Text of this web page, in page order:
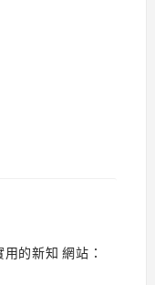
的新知 網站：